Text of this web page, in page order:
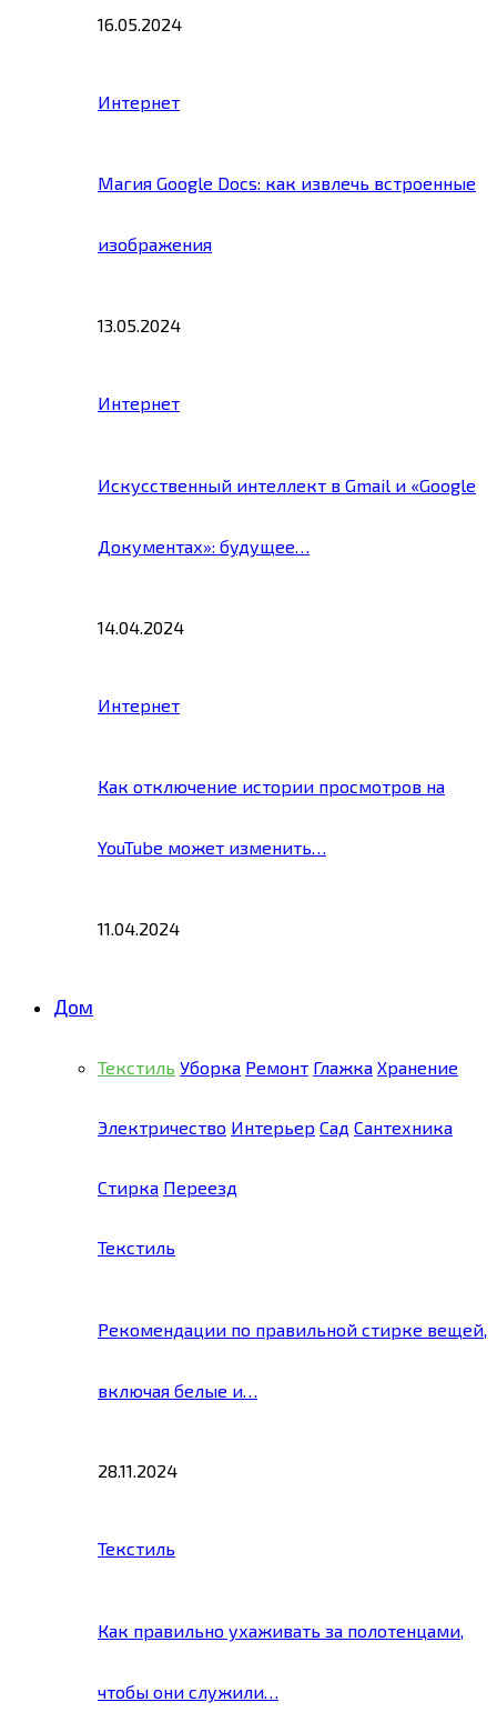
16.05.2024
Интернет
Магия Google Docs: как извлечь встроенные
изображения
13.05.2024
Интернет
Искусственный интеллект в Gmail и «Google
Документах»: будущее…
14.04.2024
Интернет
Как отключение истории просмотров на
YouTube может изменить…
11.04.2024
Дом
Текстиль Уборка Ремонт Глажка Хранение
Электричество Интерьер Сад Сантехника
Стирка Переезд
Текстиль
Рекомендации по правильной стирке вещей,
включая белые и…
28.11.2024
Текстиль
Как правильно ухаживать за полотенцами,
чтобы они служили…